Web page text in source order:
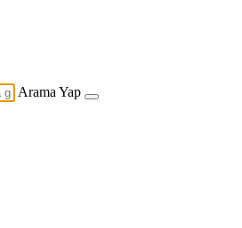
Arama Yap